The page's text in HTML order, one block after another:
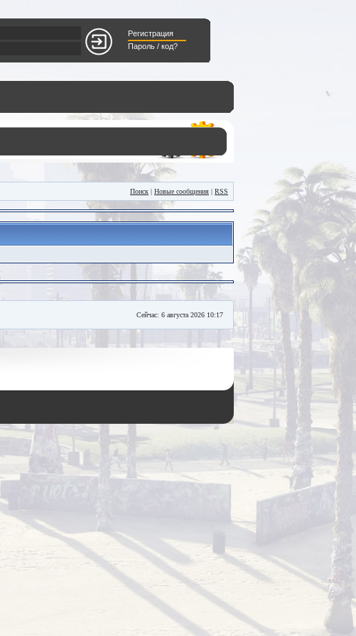
Регистрация
Пароль / код?
Поиск | Новые сообщения | RSS
Сейчас: 6 августа 2026 10:17